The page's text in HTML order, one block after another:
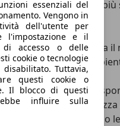
essenziali del
Vengono in
dell'utente per
l'impostazione e il
di accesso o delle
cookie o tecnologie
Tuttavia,
questi cookie o
Il blocco di questi
influire sulla
minuti. Meno magia,
Y Juniper adotta
a creare un
i sedili sportivi
definito, che
passo indietro: dopo